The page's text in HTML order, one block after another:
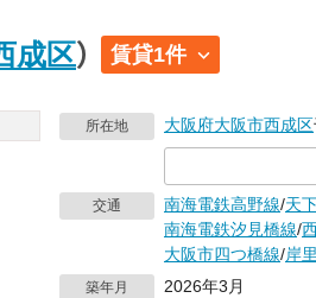
成区） 賃貸1件
所在地 大阪府大阪市西成区
交通 南海電鉄高野線/天
南海電鉄汐見橋線/
大阪市四つ橋線/岸
築年月 2026年3月